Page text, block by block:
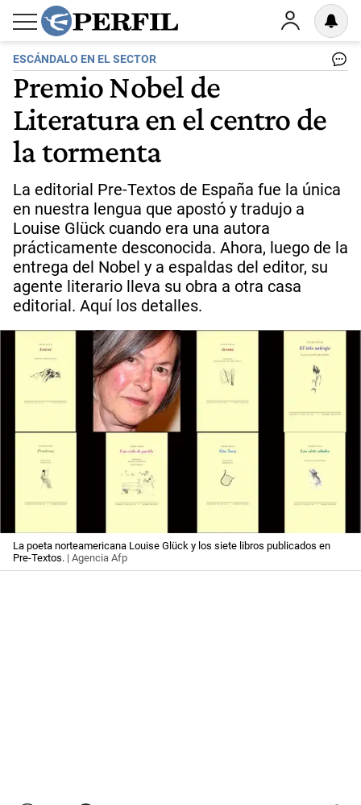
ESCÁNDALO EN EL SECTOR
Premio Nobel de
Literatura en el centro de
la tormenta
La editorial Pre-Textos de España fue la única
en nuestra lengua que apostó y tradujo a
Louise Glück cuando era una autora
prácticamente desconocida. Ahora, luego de la
entrega del Nobel y a espaldas del editor, su
agente literario lleva su obra a otra casa
editorial. Aquí los detalles.
La poeta norteamericana Louise Glück y los siete libros publicados en
Pre-Textos. | Agencia Afp